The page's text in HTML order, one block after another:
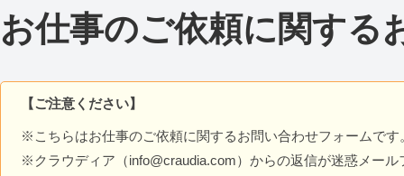
お仕事のご依頼に関する
【ご注意ください】
※こちらはお仕事のご依頼に関するお問い合わせフォームで
※クラウディア（info@craudia.com）からの返信が迷惑メー